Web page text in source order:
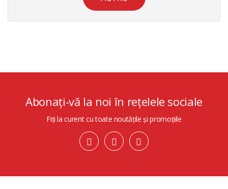
Abonați-vă la noi în rețelele sociale
Fiți la curent cu toate noutățile și promoțiile